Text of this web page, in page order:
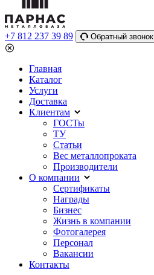
+7 812 237 39 89 Обратный звонок
Главная
Каталог
Услуги
Доставка
Клиентам
ГОСТы
ТУ
Статьи
Вес металлопроката
Производители
О компании
Сертификаты
Награды
Бизнес
Жизнь в компании
Фотогалерея
Персонал
Вакансии
Контакты